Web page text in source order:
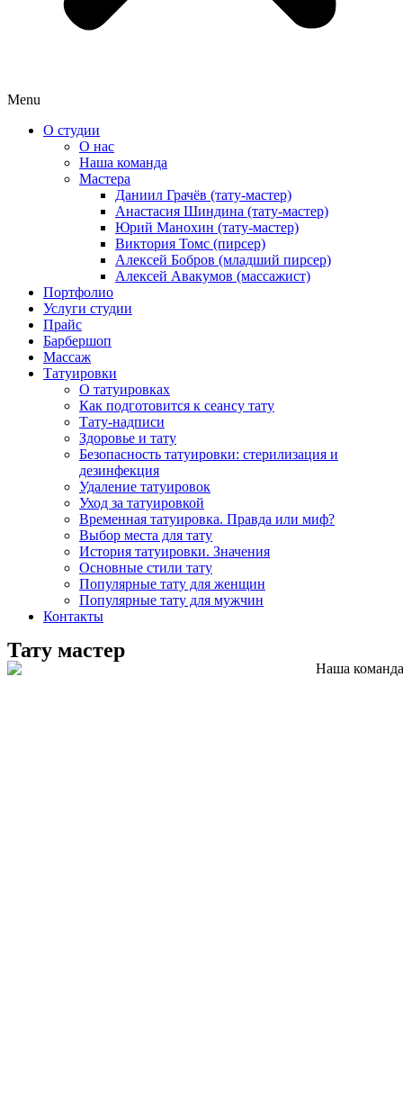
Menu
О студии
О нас
Наша команда
Мастера
Даниил Грачёв (тату-мастер)
Анастасия Шиндина (тату-мастер)
Юрий Манохин (тату-мастер)
Виктория Томс (пирсер)
Алексей Бобров (младший пирсер)
Алексей Авакумов (массажист)
Портфолио
Услуги студии
Прайс
Барбершоп
Массаж
Татуировки
О татуировках
Как подготовится к сеансу тату
Тату-надписи
Здоровье и тату
Безопасность татуировки: стерилизация и
дезинфекция
Удаление татуировок
Уход за татуировкой
Временная татуировка. Правда или миф?
Выбор места для тату
История татуировки. Значения
Основные стили тату
Популярные тату для женщин
Популярные тату для мужчин
Контакты
Тату мастер